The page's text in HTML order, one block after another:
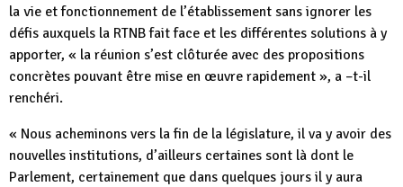
la vie et fonctionnement de l’établissement sans ignorer les
défis auxquels la RTNB fait face et les différentes solutions à y
apporter, « la réunion s’est clôturée avec des propositions
concrètes pouvant être mise en œuvre rapidement », a –t-il
renchéri.
« Nous acheminons vers la fin de la législature, il va y avoir des
nouvelles institutions, d’ailleurs certaines sont là dont le
Parlement, certainement que dans quelques jours il y aura